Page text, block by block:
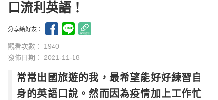
口流利英語！
分享給好友：
觀看次數： 1940
發佈日期： 2021-11-18
常常出國旅遊的我，最希望能好好練習自
身的英語口說。然而因為疫情加上工作忙